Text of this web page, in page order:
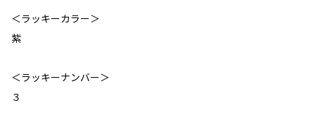
＜ラッキーカラー＞
紫
＜ラッキーナンバー＞
３